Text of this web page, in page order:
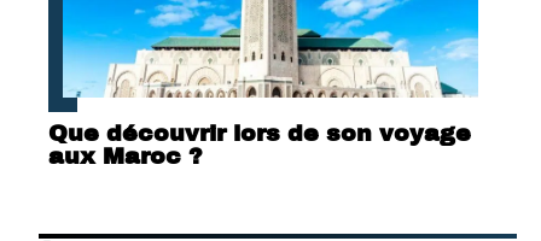
Que découvrir lors de son voyage
aux Maroc ?